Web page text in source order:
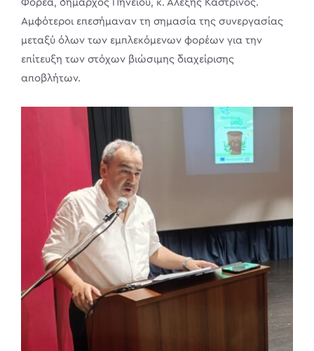
Φορέα, δήμαρχος Πηνειού, κ. Αλέξης Καστρινός.
Αμφότεροι επεσήμαναν τη σημασία της συνεργασίας
μεταξύ όλων των εμπλεκόμενων φορέων για την
επίτευξη των στόχων βιώσιμης διαχείρισης
αποβλήτων.